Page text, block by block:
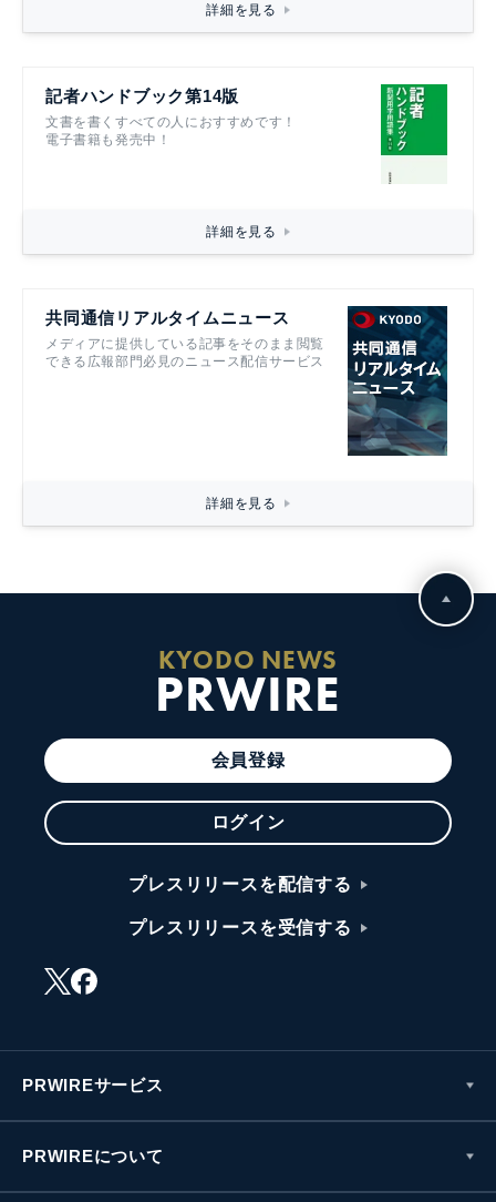
詳細を見る
記者ハンドブック第14版
文書を書くすべての人におすすめです！
電子書籍も発売中！
詳細を見る
共同通信リアルタイムニュース
メディアに提供している記事をそのまま閲覧
できる広報部門必見のニュース配信サービス
詳細を見る
KYODO NEWS
PRWIRE
会員登録
ログイン
プレスリリースを配信する
プレスリリースを受信する
PRWIREサービス
PRWIREについて